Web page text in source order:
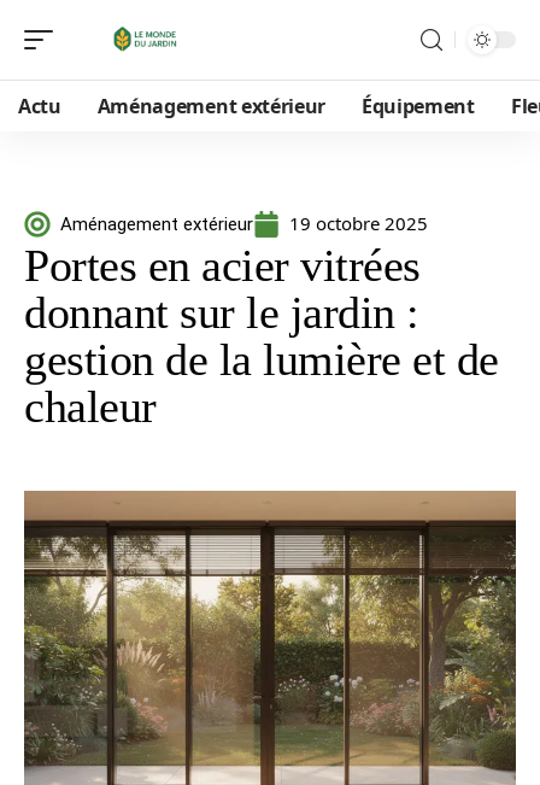
Actu Aménagement extérieur Équipement
Aménagement extérieur 19 octobre 2025
Portes en acier vitrées
donnant sur le jardin :
gestion de la lumière et de
chaleur